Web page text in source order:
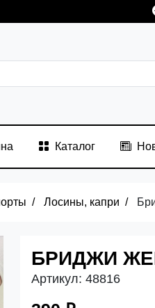
Каталог
Лосины, капри
БРИДЖИ
Артикул: 48816